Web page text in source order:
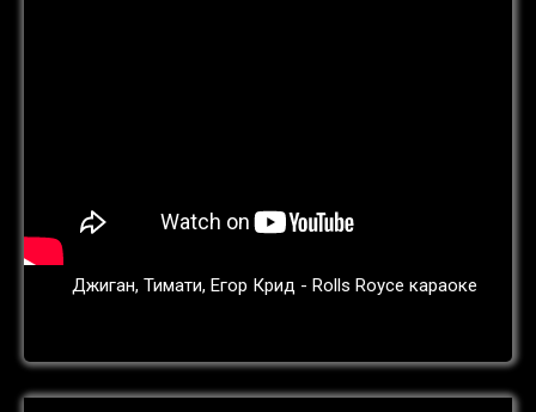
Джиган, Тимати, Егор Крид - Rolls Royce караоке